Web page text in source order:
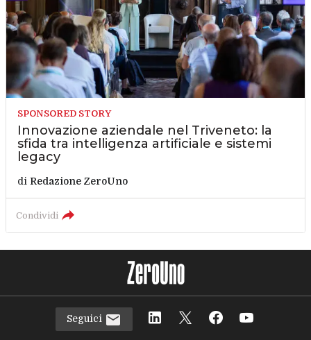
SPONSORED STORY
Innovazione aziendale nel Triveneto: la
sfida tra intelligenza artificiale e sistemi
legacy
di Redazione ZeroUno
Condividi
Seguici